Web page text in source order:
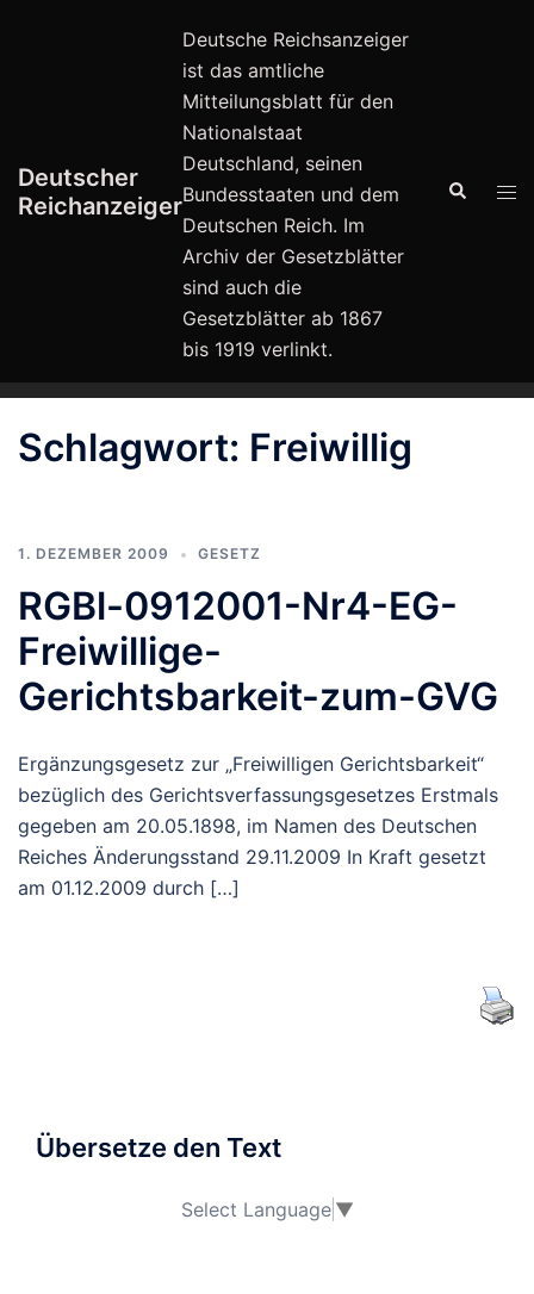
Deutscher
Reichanzeiger
Deutsche Reichsanzeiger
ist das amtliche
Mitteilungsblatt für den
Nationalstaat
Deutschland, seinen
Bundesstaaten und dem
Deutschen Reich. Im
Archiv der Gesetzblätter
sind auch die
Gesetzblätter ab 1867
bis 1919 verlinkt.
Suche
Schlagwort: Freiwillig
1. DEZEMBER 2009 GESETZ
RGBl-0912001-Nr4-EG-
Freiwillige-
Gerichtsbarkeit-zum-GVG
Ergänzungsgesetz zur „Freiwilligen Gerichtsbarkeit“
bezüglich des Gerichtsverfassungsgesetzes Erstmals
gegeben am 20.05.1898, im Namen des Deutschen
Reiches Änderungsstand 29.11.2009 In Kraft gesetzt
am 01.12.2009 durch […]
Übersetze den Text
Select Language ▼